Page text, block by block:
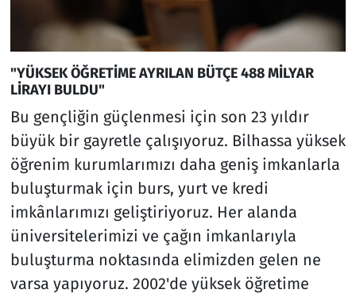
"YÜKSEK ÖĞRETİME AYRILAN BÜTÇE 488 MİLYAR
LİRAYI BULDU"
Bu gençliğin güçlenmesi için son 23 yıldır
büyük bir gayretle çalışıyoruz. Bilhassa yüksek
öğrenim kurumlarımızı daha geniş imkanlarla
buluşturmak için burs, yurt ve kredi
imkânlarımızı geliştiriyoruz. Her alanda
üniversitelerimizi ve çağın imkanlarıyla
buluşturma noktasında elimizden gelen ne
varsa yapıyoruz. 2002'de yüksek öğretime